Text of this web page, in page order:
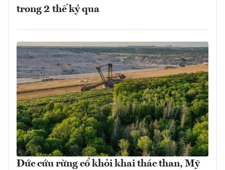
trong 2 thế kỷ qua
Đức cứu rừng cổ khỏi khai thác than, Mỹ